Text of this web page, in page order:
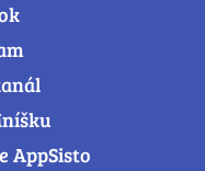
AppSisto